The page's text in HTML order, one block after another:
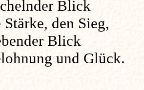
Blick
den Sieg,
Blick
und Glück.